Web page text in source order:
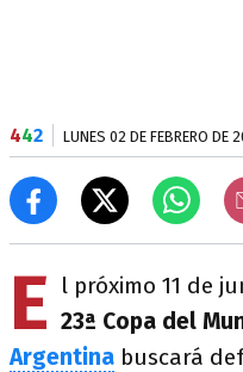
442 LUNES 02 DE FEBRERO DE
E
l próximo 11 de
23ª Copa del
Argentina buscará